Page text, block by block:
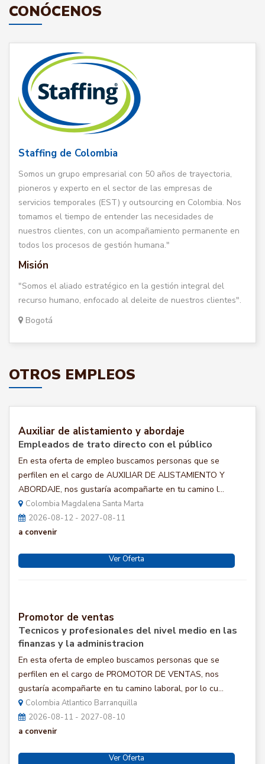
CONÓCENOS
Staffing de Colombia
Somos un grupo empresarial con 50 años de trayectoria,
pioneros y experto en el sector de las empresas de
servicios temporales (EST) y outsourcing en Colombia. Nos
tomamos el tiempo de entender las necesidades de
nuestros clientes, con un acompañamiento permanente en
todos los procesos de gestión humana."
Misión
"Somos el aliado estratégico en la gestión integral del
recurso humano, enfocado al deleite de nuestros clientes".
Bogotá
OTROS EMPLEOS
Auxiliar de alistamiento y abordaje
Empleados de trato directo con el público
En esta oferta de empleo buscamos personas que se
perfilen en el cargo de AUXILIAR DE ALISTAMIENTO Y
ABORDAJE, nos gustaría acompañarte en tu camino l...
Colombia Magdalena Santa Marta
2026-08-12 - 2027-08-11
a convenir
Ver Oferta
Promotor de ventas
Tecnicos y profesionales del nivel medio en las
finanzas y la administracion
En esta oferta de empleo buscamos personas que se
perfilen en el cargo de PROMOTOR DE VENTAS, nos
gustaría acompañarte en tu camino laboral, por lo cu...
Colombia Atlantico Barranquilla
2026-08-11 - 2027-08-10
a convenir
Ver Oferta